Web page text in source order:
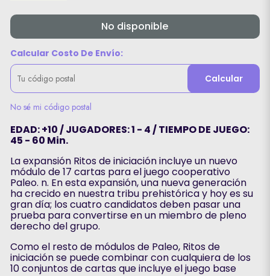
No disponible
Calcular Costo De Envío:
Calcular
No sé mi código postal
EDAD: +10 / JUGADORES: 1 - 4 / TIEMPO DE JUEGO:
45 - 60 Min.
La expansión Ritos de iniciación incluye un nuevo
módulo de 17 cartas para el juego cooperativo
Paleo. n. En esta expansión, una nueva generación
ha crecido en nuestra tribu prehistórica y hoy es su
gran día; los cuatro candidatos deben pasar una
prueba para convertirse en un miembro de pleno
derecho del grupo.
Como el resto de módulos de Paleo, Ritos de
iniciación se puede combinar con cualquiera de los
10 conjuntos de cartas que incluye el juego base